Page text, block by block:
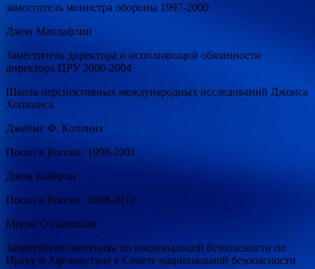
заместитель министра обороны 1997-2000
Джон Маклафлин
Заместитель директора и исполняющий обязанности
директора ЦРУ 2000-2004
Школа перспективных международных исследований Джонса
Хопкинса
Джеймс Ф. Коллинз
Посол в России, 1998-2001
Джон Байерли
Посол в России, 2008-2012
Меган О'Салливан
Заместитель советника по национальной безопасности по
Ираку и Афганистане в Совете национальной безопасности